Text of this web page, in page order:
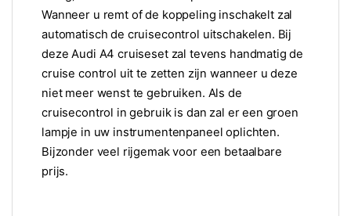
Wanneer u remt of de koppeling inschakelt zal
automatisch de cruisecontrol uitschakelen. Bij
deze Audi A4 cruiseset zal tevens handmatig de
cruise control uit te zetten zijn wanneer u deze
niet meer wenst te gebruiken. Als de
cruisecontrol in gebruik is dan zal er een groen
lampje in uw instrumentenpaneel oplichten.
Bijzonder veel rijgemak voor een betaalbare
prijs.